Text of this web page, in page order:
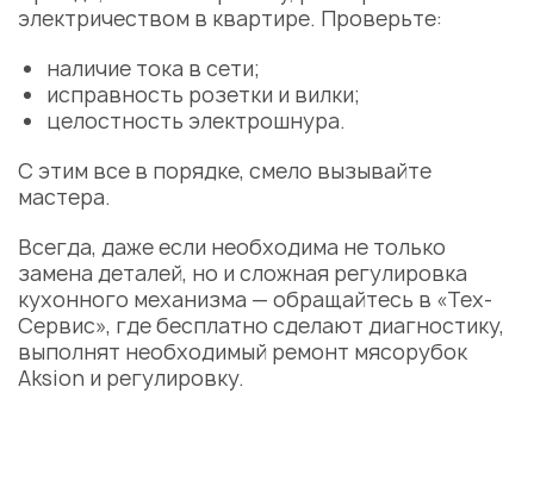
электричеством в квартире. Проверьте:
наличие тока в сети;
исправность розетки и вилки;
целостность электрошнура.
С этим все в порядке, смело вызывайте
мастера.
Всегда, даже если необходима не только
замена деталей, но и сложная регулировка
кухонного механизма — обращайтесь в «Тех-
Сервис», где бесплатно сделают диагностику,
выполнят необходимый ремонт мясорубок
Aksion и регулировку.